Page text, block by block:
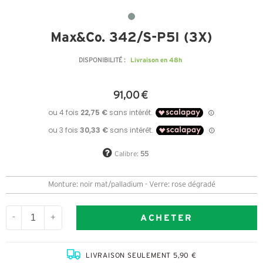
Max&Co. 342/S-P5I (3X)
DISPONIBILITÉ : Livraison en 48h
91,00 €
Calibre: 55
Monture: noir mat/palladium - Verre: rose dégradé
- + ACHETER
LIVRAISON SEULEMENT 5,90 €